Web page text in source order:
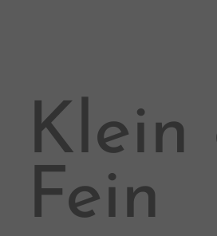
Klein
Fein